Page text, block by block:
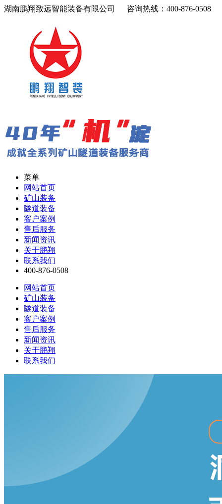
湖南鹏翔致远智能装备有限公司 咨询热线：400-876-0508
菜单
网站首页
矿山装备
隧道装备
客户案例
售后服务
新闻资讯
关于鹏翔
联系我们
400-876-0508
网站首页
矿山装备
隧道装备
客户案例
售后服务
新闻资讯
关于鹏翔
联系我们